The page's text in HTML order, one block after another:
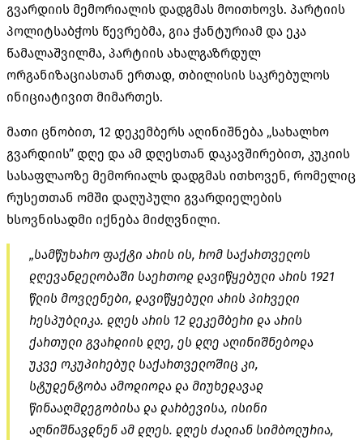
გვარდიის მემორიალის დადგმას მოითხოვს. პარტიის
პოლიტსაბჭოს წევრებმა, გია ჭანტურიამ და ეკა
წამალაშვილმა, პარტიის ახალგაზრდულ
ორგანიზაციასთან ერთად, თბილისის საკრებულოს
ინიციატივით მიმართეს.
მათი ცნობით, 12 დეკემბერს აღინიშნება „სახალხო
გვარდიის” დღე და ამ დღესთან დაკავშირებით, კუკიის
სასაფლაოზე მემორიალს დადგმას ითხოვენ, რომელიც
რუსეთთან ომში დაღუპული გვარდიელების
ხსოვნისადმი იქნება მიძღვნილი.
„სამწუხარო ფაქტი არის ის, რომ საქართველოს
დღევანდელობაში საერთოდ დავიწყებული არის 1921
წლის მოვლენები, დავიწყებული არის პირველი
რესპუბლიკა. დღეს არის 12 დეკემბერი და არის
ქართული გვარდიის დღე, ეს დღე აღინიშნებოდა
უკვე ოკუპირებულ საქართველოშიც კი,
სტუდენტობა ამოდიოდა და მიუხედავად
წინააღმდეგობისა და დარბევისა, ისინი
აღნიშნავდნენ ამ დღეს. დღეს ძალიან სიმბოლურია,